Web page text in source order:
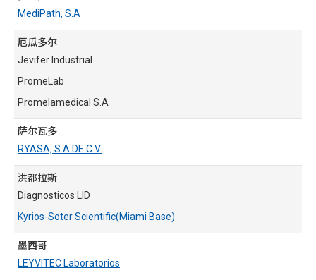
MediPath, S.A
厄瓜多尔
Jevifer Industrial
PromeLab
Promelamedical S.A
萨尔瓦多
RYASA, S.A DE C.V.
洪都拉斯
Diagnosticos LID
Kyrios-Soter Scientific(Miami Base)
墨西哥
LEYVITEC Laboratorios